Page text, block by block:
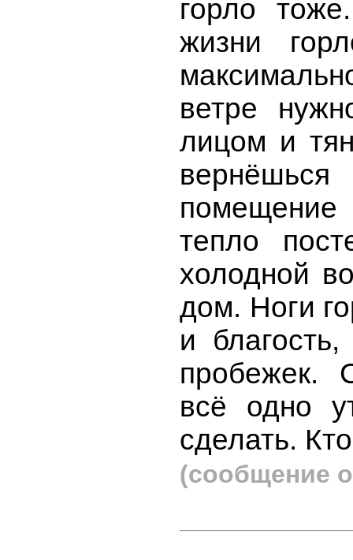
горло
жизни
ветре
лицом и
тепло
холодной
дом. Ноги
и
пробежек.
всё одно
сделать.
(сообщение